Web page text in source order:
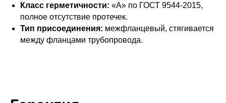
Класс герметичности: «А» по ГОСТ 9544-2015,
полное отсутствие протечек.
Тип присоединения: межфланцевый, стягивается
между фланцами трубопровода.